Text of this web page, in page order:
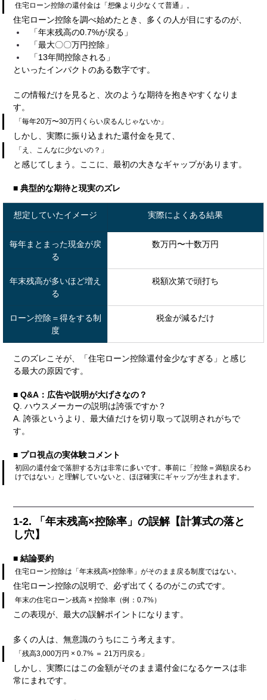
住宅ローン控除の還付金は「想像より少なくて普通」。
住宅ローン控除を調べ始めたとき、多くの人が目にするのが、
「年末残高の0.7%が戻る」
「最大〇〇万円控除」
「13年間控除される」
といったインパクトのある数字です。
この情報だけを見ると、次のような期待を抱きやすくなりま
す。
「毎年20万〜30万円くらい戻るんじゃないか」
しかし、実際に振り込まれた還付金を見て、
「え、こんなに少ないの？」
と感じてしまう。ここに、最初の大きなギャップがあります。
■ 典型的な期待と現実のズレ
想定していたイメージ 実際によくある結果
毎年まとまった現金が戻
る
数万円〜十数万円
年末残高が多いほど増え
る
税額次第で頭打ち
ローン控除＝得をする制
度
税金が減るだけ
このズレこそが、「住宅ローン控除還付金少なすぎる」と感じ
る最大の原因です。
■ Q&A：広告や説明が大げさなの？
Q. ハウスメーカーの説明は誇張ですか？
A. 誇張というより、最大値だけを切り取って説明されがちで
す。
■ プロ視点の実体験コメント
初回の還付金で落胆する方は非常に多いです。事前に「控除＝満額戻るわ
けではない」と理解していないと、ほぼ確実にギャップが生まれます。
1-2. 「年末残高×控除率」の誤解【計算式の落と
し穴】
■ 結論要約
住宅ローン控除は「年末残高×控除率」がそのまま戻る制度ではない。
住宅ローン控除の説明で、必ず出てくるのがこの式です。
年末の住宅ローン残高 × 控除率（例：0.7%）
この表現が、最大の誤解ポイントになります。
多くの人は、無意識のうちにこう考えます。
「残高3,000万円 × 0.7% ＝ 21万円戻る」
しかし、実際にはこの金額がそのまま還付金になるケースは非
常にまれです。